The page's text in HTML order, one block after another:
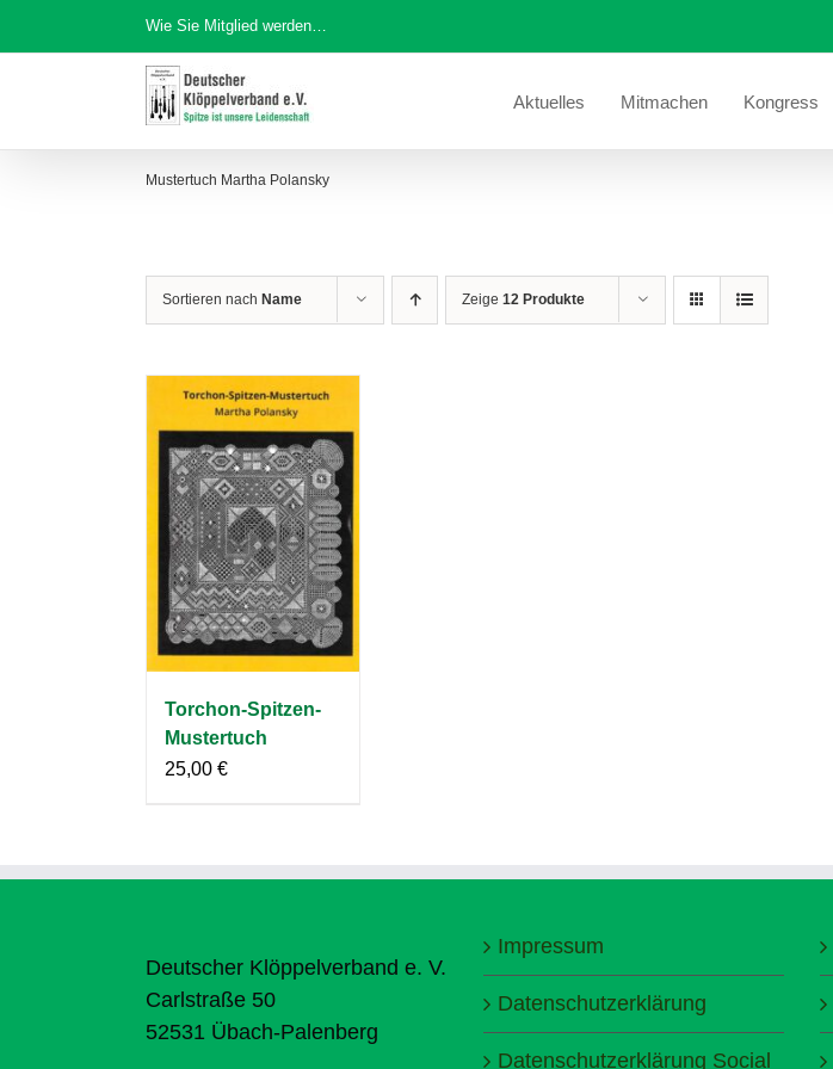
Inhalt
Wie Sie Mitglied werden…
Aktuelles Mitmachen Kongress
Mustertuch Martha Polansky
Sortieren nach Name Zeige 12 Produkte
Torchon-Spitzen-
Mustertuch
25,00 €
Deutscher Klöppelverband e. V.
Carlstraße 50
52531 Übach-Palenberg
Impressum
Datenschutzerklärung
Datenschutzerklärung Social